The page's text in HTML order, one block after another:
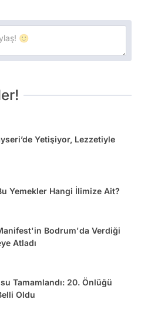
Yetişiyor, Lezzetiyle
Yemekler Hangi İlimize Ait?
Bodrum'da Verdiği
Atladı
Tamamlandı: 20. Önlüğü
Oldu